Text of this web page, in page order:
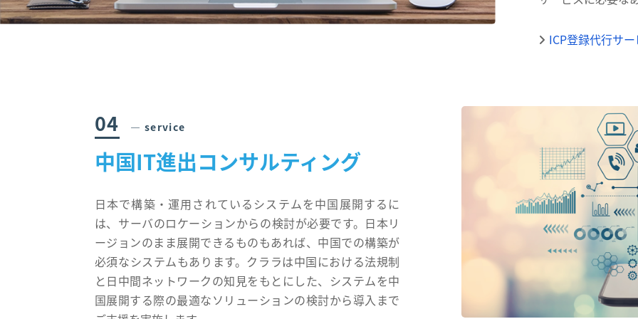
ICP登録代行サ
04 ― service
中国IT進出コンサルティング
日本で構築・運用されているシステムを中国展開するに
は、サーバのロケーションからの検討が必要です。日本リ
ージョンのまま展開できるものもあれば、中国での構築が
必須なシステムもあります。クララは中国における法規制
と日中間ネットワークの知見をもとにした、システムを中
国展開する際の最適なソリューションの検討から導入まで